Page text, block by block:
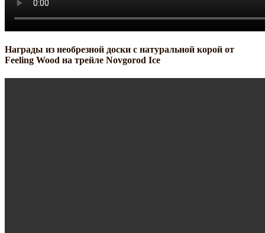
Награды из необрезной доски с натуральной корой от
Feeling Wood на трейле Novgorod Ice